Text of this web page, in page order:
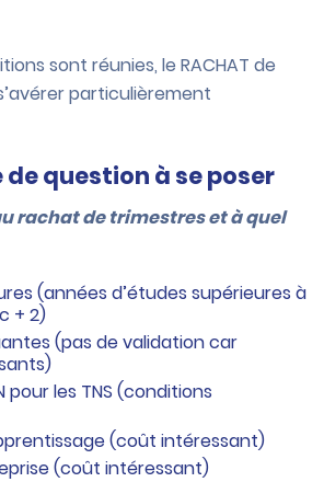
sont réunies, le RACHAT de
s’avérer particulièrement
de question à se poser
rachat de trimestres et à quel
(années d’études supérieures à
+ 2)
(pas de validation car
pour les TNS (conditions
(coût intéressant)
(coût intéressant)